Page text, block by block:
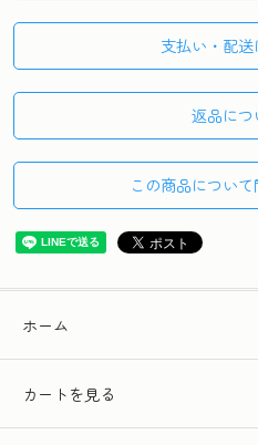
支払い・配送
返品につ
この商品につい
ホーム
カートを見る